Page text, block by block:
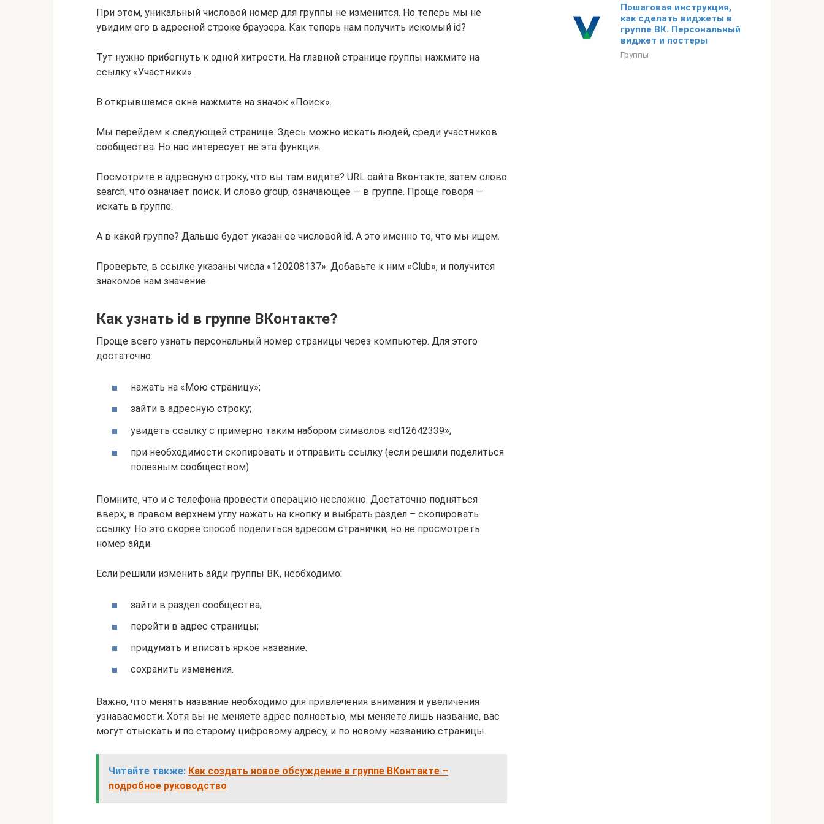
При этом, уникальный числовой номер для группы не изменится. Но теперь мы не
увидим его в адресной строке браузера. Как теперь нам получить искомый id?
Тут нужно прибегнуть к одной хитрости. На главной странице группы нажмите на
ссылку «Участники».
В открывшемся окне нажмите на значок «Поиск».
Мы перейдем к следующей странице. Здесь можно искать людей, среди участников
сообщества. Но нас интересует не эта функция.
Посмотрите в адресную строку, что вы там видите? URL сайта Вконтакте, затем слово
search, что означает поиск. И слово group, означающее — в группе. Проще говоря —
искать в группе.
А в какой группе? Дальше будет указан ее числовой id. А это именно то, что мы ищем.
Проверьте, в ссылке указаны числа «120208137». Добавьте к ним «Club», и получится
знакомое нам значение.
Как узнать id в группе ВКонтакте?
Проще всего узнать персональный номер страницы через компьютер. Для этого
достаточно:
нажать на «Мою страницу»;
зайти в адресную строку;
увидеть ссылку с примерно таким набором символов «id12642339»;
при необходимости скопировать и отправить ссылку (если решили поделиться
полезным сообществом).
Помните, что и с телефона провести операцию несложно. Достаточно подняться
вверх, в правом верхнем углу нажать на кнопку и выбрать раздел – скопировать
ссылку. Но это скорее способ поделиться адресом странички, но не просмотреть
номер айди.
Если решили изменить айди группы ВК, необходимо:
зайти в раздел сообщества;
перейти в адрес страницы;
придумать и вписать яркое название.
сохранить изменения.
Важно, что менять название необходимо для привлечения внимания и увеличения
узнаваемости. Хотя вы не меняете адрес полностью, мы меняете лишь название, вас
могут отыскать и по старому цифровому адресу, и по новому названию страницы.
Читайте также: Как создать новое обсуждение в группе ВКонтакте –
подробное руководство
Пошаговая инструкция,
как сделать виджеты в
группе ВК. Персональный
виджет и постеры
Группы